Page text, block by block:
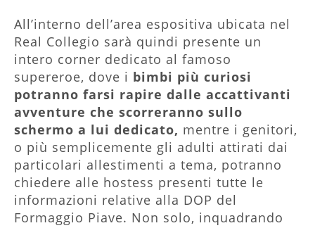
All’interno dell’area espositiva ubicata nel
Real Collegio sarà quindi presente un
intero corner dedicato al famoso
supereroe, dove i bimbi più curiosi
potranno farsi rapire dalle accattivanti
avventure che scorreranno sullo
schermo a lui dedicato, mentre i genitori,
o più semplicemente gli adulti attirati dai
particolari allestimenti a tema, potranno
chiedere alle hostess presenti tutte le
informazioni relative alla DOP del
Formaggio Piave. Non solo, inquadrando